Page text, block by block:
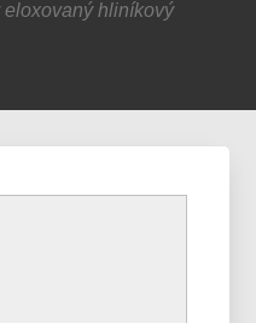
eloxovaný hliníkový